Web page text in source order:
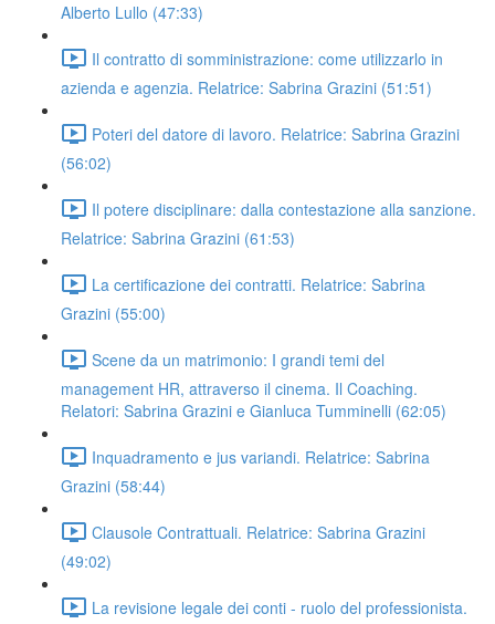
Alberto Lullo (47:33)
Il contratto di somministrazione: come utilizzarlo in
azienda e agenzia. Relatrice: Sabrina Grazini (51:51)
Poteri del datore di lavoro. Relatrice: Sabrina Grazini
(56:02)
Il potere disciplinare: dalla contestazione alla sanzione.
Relatrice: Sabrina Grazini (61:53)
La certificazione dei contratti. Relatrice: Sabrina
Grazini (55:00)
Scene da un matrimonio: I grandi temi del
management HR, attraverso il cinema. Il Coaching.
Relatori: Sabrina Grazini e Gianluca Tumminelli (62:05)
Inquadramento e jus variandi. Relatrice: Sabrina
Grazini (58:44)
Clausole Contrattuali. Relatrice: Sabrina Grazini
(49:02)
La revisione legale dei conti - ruolo del professionista.